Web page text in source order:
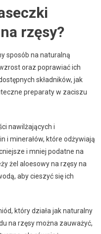
rzęsy?
sposób na naturalną
oraz poprawiać ich
składników, jak
preparaty w zaciszu
nawilżających i
i minerałów, które odżywiają
i mniej podatne na
żel aloesowy na rzęsy na
aby cieszyć się ich
który działa jak naturalny
na rzęsy można zauważyć,